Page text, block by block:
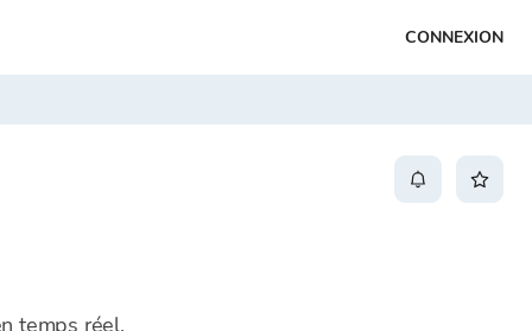
CONNEXION
temps réel.